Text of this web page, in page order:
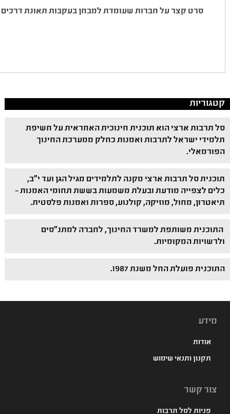
סרט קצר על חברות שעומדת למבחן בעקבות תאונת דרכים
קטגוריות
סל תרבות ארצי הוא תוכנית חינוכית האחראית על חשיפת
תלמידי ישראל לתרבות ואמנות כחלק ממערכת החינוך
הפורמאלי.
תוכנית סל תרבות ארצי מקנה לתלמידים מגיל הגן ועד י"ב,
כלים לצפייה מודעת ובעלת משמעות בששת תחומי האמנות –
תיאטרון, מחול, מוזיקה, קולנוע, ספרות ואמנות פלסטית.
התוכנית משותפת למשרד החינוך, לחברה למתנ"סים
ולרשויות המקומיות.
התוכנית פועלת החל משנת 1987.
מידע
אודות
תקנון ותנאי שימוש
צור קשר
פניות לסל תרבות